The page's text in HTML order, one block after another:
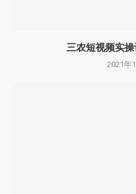
三农短视频实
2021年